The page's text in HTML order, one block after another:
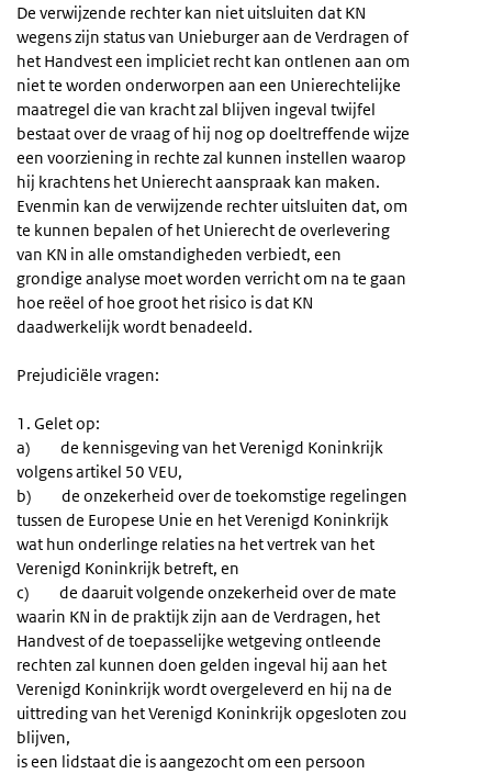
De verwijzende rechter kan niet uitsluiten dat KN
wegens zijn status van Unieburger aan de Verdragen of
het Handvest een impliciet recht kan ontlenen aan om
niet te worden onderworpen aan een Unierechtelijke
maatregel die van kracht zal blijven ingeval twijfel
bestaat over de vraag of hij nog op doeltreffende wijze
een voorziening in rechte zal kunnen instellen waarop
hij krachtens het Unierecht aanspraak kan maken.
Evenmin kan de verwijzende rechter uitsluiten dat, om
te kunnen bepalen of het Unierecht de overlevering
van KN in alle omstandigheden verbiedt, een
grondige analyse moet worden verricht om na te gaan
hoe reëel of hoe groot het risico is dat KN
daadwerkelijk wordt benadeeld.
Prejudiciële vragen:
1. Gelet op:
a) de kennisgeving van het Verenigd Koninkrijk
volgens artikel 50 VEU,
b) de onzekerheid over de toekomstige regelingen
tussen de Europese Unie en het Verenigd Koninkrijk
wat hun onderlinge relaties na het vertrek van het
Verenigd Koninkrijk betreft, en
c) de daaruit volgende onzekerheid over de mate
waarin KN in de praktijk zijn aan de Verdragen, het
Handvest of de toepasselijke wetgeving ontleende
rechten zal kunnen doen gelden ingeval hij aan het
Verenigd Koninkrijk wordt overgeleverd en hij na de
uittreding van het Verenigd Koninkrijk opgesloten zou
blijven,
is een lidstaat die is aangezocht om een persoon